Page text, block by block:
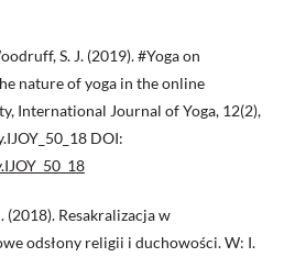
S. J. (2019). #Yoga on
nature of yoga in the online
International Journal of Yoga, 12(2),
DOI:
(2018). Resakralizacja w
odsłony religii i duchowości. W: I.